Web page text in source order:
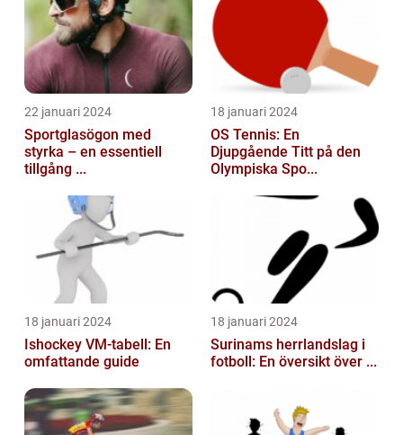
22 januari 2024
Sportglasögon med
styrka – en essentiell
tillgång ...
18 januari 2024
OS Tennis: En
Djupgående Titt på den
Olympiska Spo...
18 januari 2024
Ishockey VM-tabell: En
omfattande guide
18 januari 2024
Surinams herrlandslag i
fotboll: En översikt över ...